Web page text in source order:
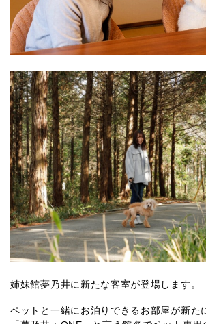
姉妹館夢乃井に新たな客室が登場します。
ペットと一緒にお泊りできるお部屋が新た